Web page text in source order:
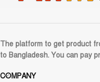
The platform to get product
to Bangladesh. You can pay
COMPANY